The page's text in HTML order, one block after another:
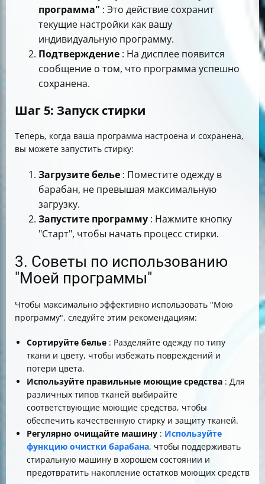
программа" : Это действие сохранит
текущие настройки как вашу
индивидуальную программу.
Подтверждение : На дисплее появится
сообщение о том, что программа успешно
сохранена.
Шаг 5: Запуск стирки
Теперь, когда ваша программа настроена и сохранена,
вы можете запустить стирку:
Загрузите белье : Поместите одежду в
барабан, не превышая максимальную
загрузку.
Запустите программу : Нажмите кнопку
"Старт", чтобы начать процесс стирки.
3. Советы по использованию
"Моей программы"
Чтобы максимально эффективно использовать "Мою
программу", следуйте этим рекомендациям:
Сортируйте белье : Разделяйте одежду по типу
ткани и цвету, чтобы избежать повреждений и
потери цвета.
Используйте правильные моющие средства : Для
различных типов тканей выбирайте
соответствующие моющие средства, чтобы
обеспечить качественную стирку и защиту тканей.
Регулярно очищайте машину : Используйте
функцию очистки барабана, чтобы поддерживать
стиральную машину в хорошем состоянии и
предотвратить накопление остатков моющих средств